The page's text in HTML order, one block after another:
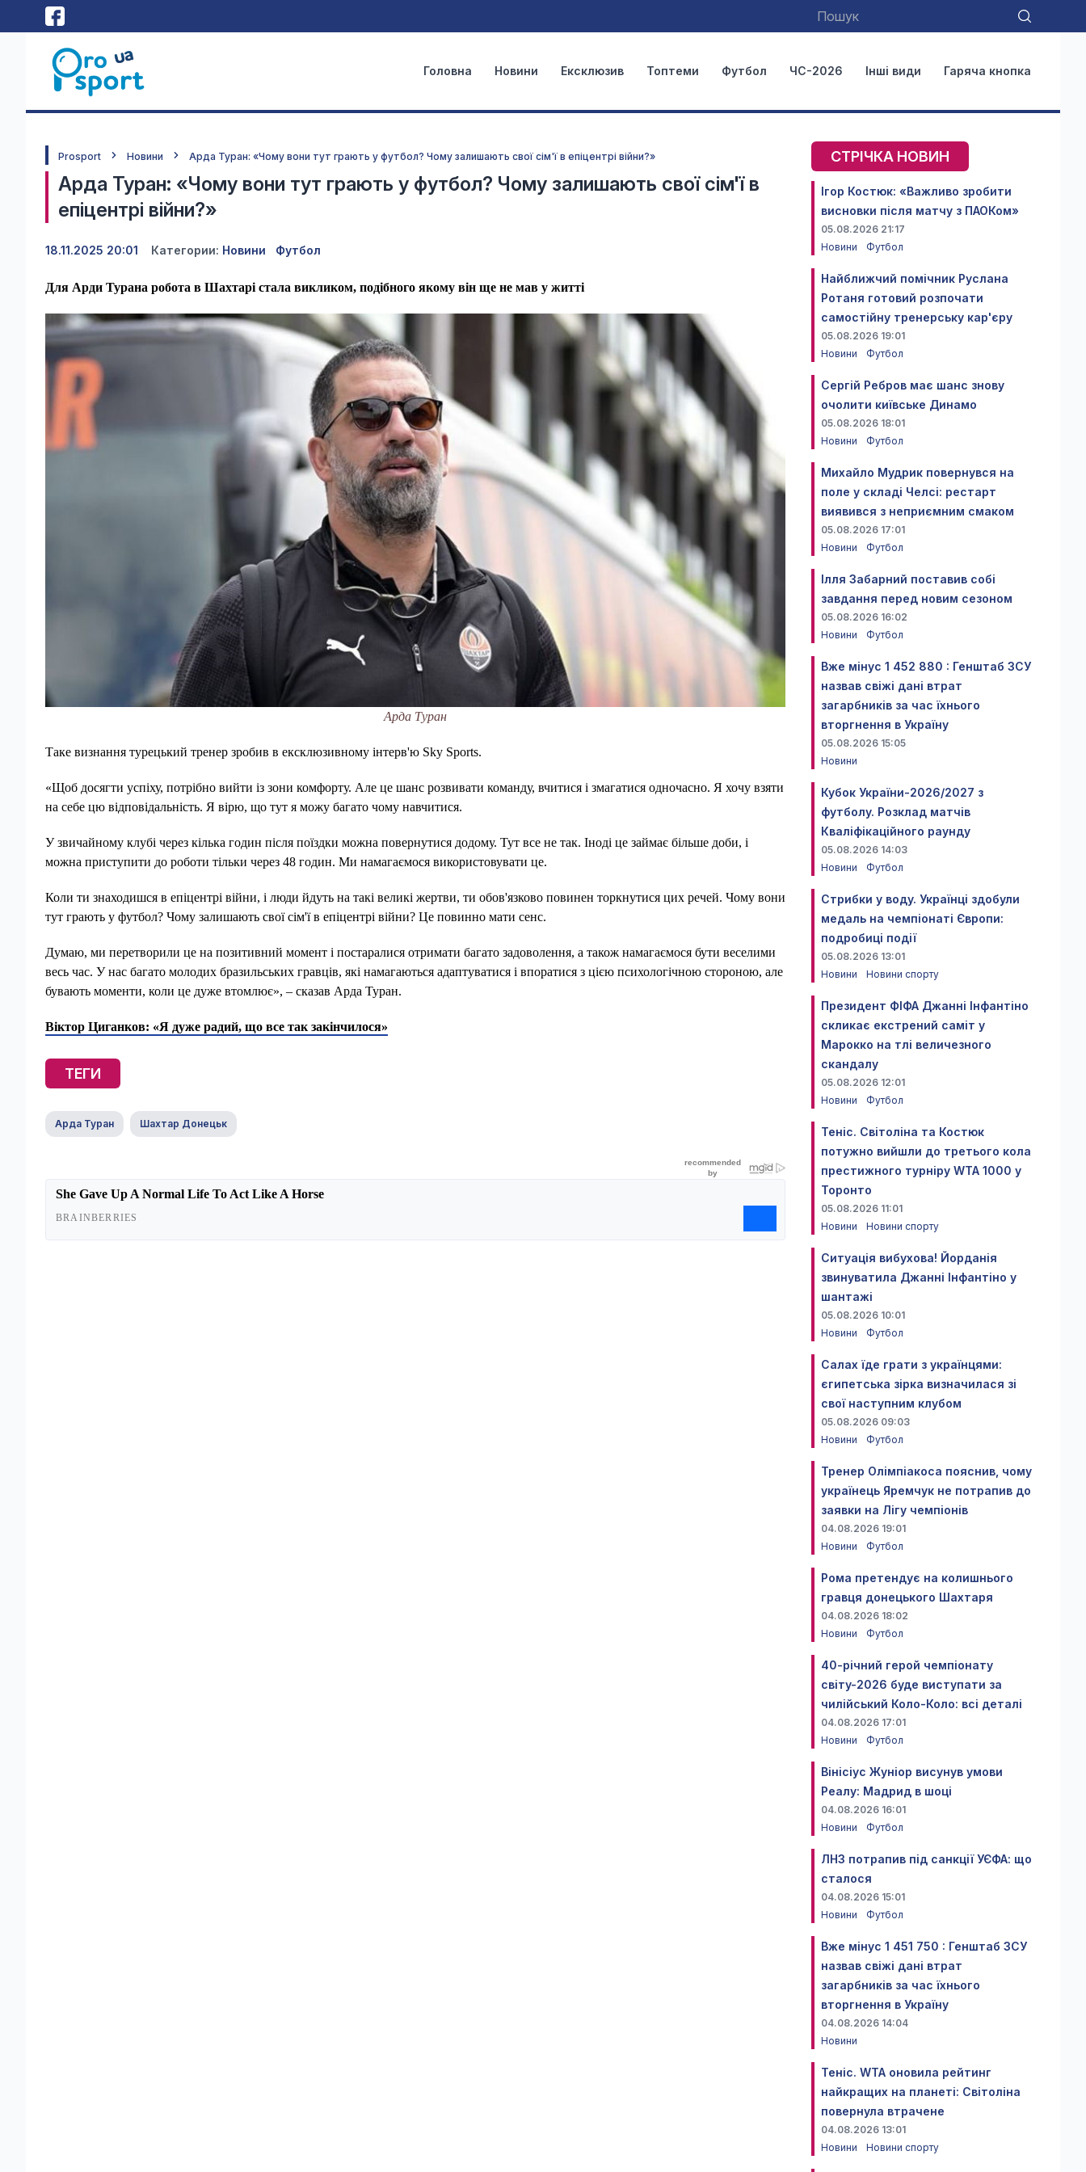
Головна Новини Ексклюзив Топтеми Футбол ЧС-2026 Інші види Гаряча кнопка
Prosport Новини Арда Туран: «Чому вони тут грають у футбол? Чому залишають свої сім'ї в епіцентрі війни?»
Арда Туран: «Чому вони тут грають у футбол? Чому залишають свої сім'ї в
епіцентрі війни?»
18.11.2025 20:01 Категории: Новини Футбол
Для Арди Турана робота в Шахтарі стала викликом, подібного якому він ще не мав у житті
Арда Туран
Таке визнання турецький тренер зробив в ексклюзивному інтерв'ю Sky Sports.
«Щоб досягти успіху, потрібно вийти із зони комфорту. Але це шанс розвивати команду, вчитися і змагатися одночасно. Я хочу взяти
на себе цю відповідальність. Я вірю, що тут я можу багато чому навчитися.
У звичайному клубі через кілька годин після поїздки можна повернутися додому. Тут все не так. Іноді це займає більше доби, і
можна приступити до роботи тільки через 48 годин. Ми намагаємося використовувати це.
Коли ти знаходишся в епіцентрі війни, і люди йдуть на такі великі жертви, ти обов'язково повинен торкнутися цих речей. Чому вони
тут грають у футбол? Чому залишають свої сім'ї в епіцентрі війни? Це повинно мати сенс.
Думаю, ми перетворили це на позитивний момент і постаралися отримати багато задоволення, а також намагаємося бути веселими
весь час. У нас багато молодих бразильських гравців, які намагаються адаптуватися і впоратися з цією психологічною стороною, але
бувають моменти, коли це дуже втомлює», – сказав Арда Туран.
Віктор Циганков: «Я дуже радий, що все так закінчилося»
ТЕГИ
Арда Туран Шахтар Донецьк
СТРІЧКА НОВИН
Ігор Костюк: «Важливо зробити
висновки після матчу з ПАОКом»
05.08.2026 21:17
Новини
Футбол
Найближчий помічник Руслана
Ротаня готовий розпочати
самостійну тренерську кар'єру
05.08.2026 19:01
Новини
Футбол
Сергій Ребров має шанс знову
очолити київське Динамо
05.08.2026 18:01
Новини
Футбол
Михайло Мудрик повернувся на
поле у складі Челсі: рестарт
виявився з неприємним смаком
05.08.2026 17:01
Новини
Футбол
Ілля Забарний поставив собі
завдання перед новим сезоном
05.08.2026 16:02
Новини
Футбол
Вже мінус 1 452 880 : Генштаб ЗСУ
назвав свіжі дані втрат
загарбників за час їхнього
вторгнення в Україну
05.08.2026 15:05
Новини
Кубок України-2026/2027 з
футболу. Розклад матчів
Кваліфікаційного раунду
05.08.2026 14:03
Новини
Футбол
Стрибки у воду. Українці здобули
медаль на чемпіонаті Європи:
подробиці події
05.08.2026 13:01
Новини
Новини спорту
Президент ФІФА Джанні Інфантіно
скликає екстрений саміт у
Марокко на тлі величезного
скандалу
05.08.2026 12:01
Новини
Футбол
Теніс. Світоліна та Костюк
потужно вийшли до третього кола
престижного турніру WTA 1000 у
Торонто
05.08.2026 11:01
Новини
Новини спорту
Ситуація вибухова! Йорданія
звинуватила Джанні Інфантіно у
шантажі
05.08.2026 10:01
Новини
Футбол
Салах їде грати з українцями:
єгипетська зірка визначилася зі
свої наступним клубом
05.08.2026 09:03
Новини
Футбол
Тренер Олімпіакоса пояснив, чому
українець Яремчук не потрапив до
заявки на Лігу чемпіонів
04.08.2026 19:01
Новини
Футбол
Рома претендує на колишнього
гравця донецького Шахтаря
04.08.2026 18:02
Новини
Футбол
40-річний герой чемпіонату
світу-2026 буде виступати за
чилійський Коло-Коло: всі деталі
04.08.2026 17:01
Новини
Футбол
Вінісіус Жуніор висунув умови
Реалу: Мадрид в шоці
04.08.2026 16:01
Новини
Футбол
ЛНЗ потрапив під санкції УЄФА: що
сталося
04.08.2026 15:01
Новини
Футбол
Вже мінус 1 451 750 : Генштаб ЗСУ
назвав свіжі дані втрат
загарбників за час їхнього
вторгнення в Україну
04.08.2026 14:04
Новини
Теніс. WTA оновила рейтинг
найкращих на планеті: Світоліна
повернула втрачене
04.08.2026 13:01
Новини
Новини спорту